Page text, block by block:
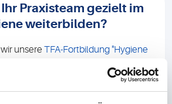
Praxisteam gezielt im
weiterbilden?
unsere TFA-Fortbildung "Hygiene
praxisrelevantes Wissen und
zur/zum